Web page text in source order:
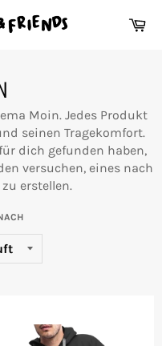
Moin. Jedes Produkt
seinen Tragekomfort.
dich gefunden haben,
versuchen, eines nach
erstellen.